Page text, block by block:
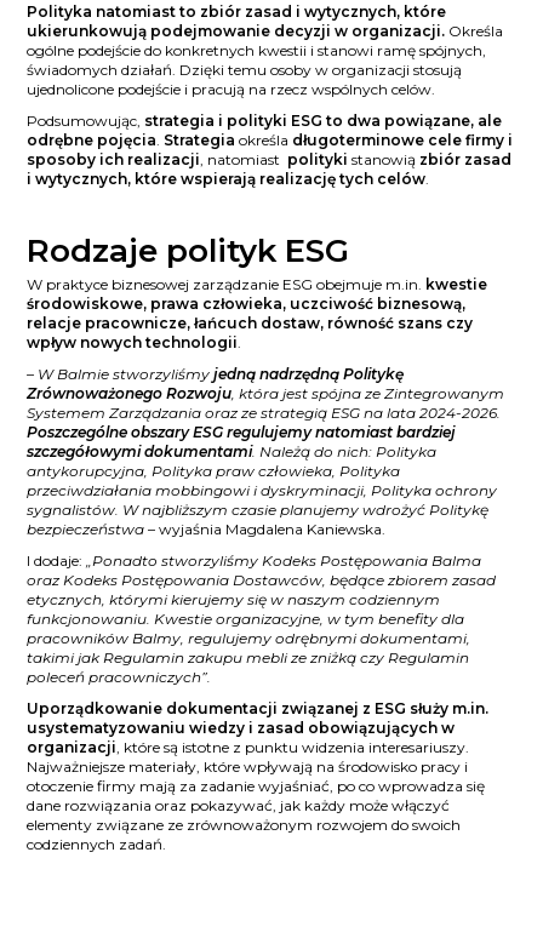
Polityka natomiast to zbiór zasad i wytycznych, które
ukierunkowują podejmowanie decyzji w organizacji. Określa
ogólne podejście do konkretnych kwestii i stanowi ramę spójnych,
świadomych działań. Dzięki temu osoby w organizacji stosują
ujednolicone podejście i pracują na rzecz wspólnych celów.
Podsumowując, strategia i polityki ESG to dwa powiązane, ale
odrębne pojęcia Strategiaokreśla długoterminowe cele firmy i
sposoby ich realizacji , natomiast politykistanowią zbiór zasad
i wytycznych, które wspierają realizację tych celów
Rodzaje polityk ESG
W praktyce biznesowej zarządzanie ESG obejmuje m.in. kwestie
środowiskowe, prawa człowieka, uczciwość biznesową,
relacje pracownicze, łańcuch dostaw, równość szans czy
wpływ nowych technologii
– W Balmie stworzyliśmy jedną nadrzędną Politykę
Zrównoważonego Rozwoju , która jest spójna ze Zintegrowanym
Systemem Zarządzania oraz ze strategią ESG na lata 2024-2026.
Poszczególne obszary ESG regulujemy natomiast bardziej
szczegółowymi dokumentami. Należą do nich: Polityka
antykorupcyjna, Polityka praw człowieka, Polityka
przeciwdziałania mobbingowi i dyskryminacji, Polityka ochrony
sygnalistów. W najbliższym czasie planujemy wdrożyć Politykę
bezpieczeństwa– wyjaśnia Magdalena Kaniewska.
I dodaje:
„Ponadto stworzyliśmy Kodeks Postępowania Balma
oraz Kodeks Postępowania Dostawców, będące zbiorem zasad
etycznych, którymi kierujemy się w naszym codziennym
funkcjonowaniu. Kwestie organizacyjne, w tym benefity dla
pracowników Balmy, regulujemy odrębnymi dokumentami,
takimi jak Regulamin zakupu mebli ze zniżką czy Regulamin
poleceń pracowniczych”.
Uporządkowanie dokumentacji związanej z ESG służy m.in.
usystematyzowaniu wiedzy i zasad obowiązujących w
organizacji , które są istotne z punktu widzenia interesariuszy.
Najważniejsze materiały, które wpływają na środowisko pracy i
otoczenie firmy mają za zadanie wyjaśniać, po co wprowadza się
dane rozwiązania oraz pokazywać, jak każdy może włączyć
elementy związane ze zrównoważonym rozwojem do swoich
codziennych zadań.